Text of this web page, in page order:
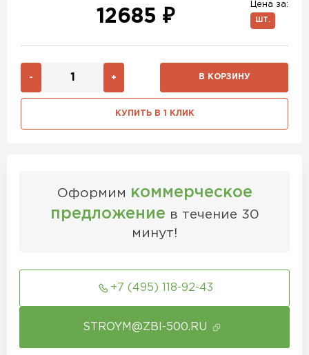
Цена за:
ШТ.
12685 ₽
- + В КОРЗИНУ
КУПИТЬ В 1 КЛИК
Оформим коммерческое
предложение в течение 30
минут!
+7 (495) 118-92-43
STROYM@ZBI-500.RU